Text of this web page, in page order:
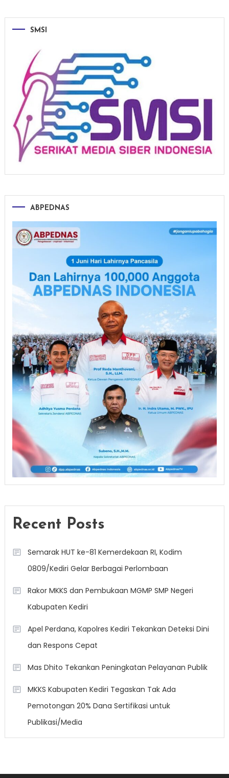
SMSI
ABPEDNAS
Recent Posts
Semarak HUT ke-81 Kemerdekaan RI, Kodim
0809/Kediri Gelar Berbagai Perlombaan
Rakor MKKS dan Pembukaan MGMP SMP Negeri
Kabupaten Kediri
Apel Perdana, Kapolres Kediri Tekankan Deteksi Dini
dan Respons Cepat
Mas Dhito Tekankan Peningkatan Pelayanan Publik
MKKS Kabupaten Kediri Tegaskan Tak Ada
Pemotongan 20% Dana Sertifikasi untuk
Publikasi/Media